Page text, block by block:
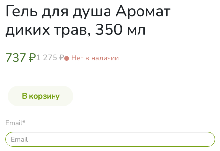
Гель для душа Аромат
диких трав, 350 мл
737 ₽1 275 ₽ Нет в наличии
Email*